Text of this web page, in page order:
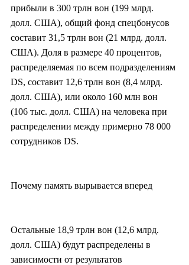
прибыли в 300 трлн вон (199 млрд.
долл. США), общий фонд спецбонусов
составит 31,5 трлн вон (21 млрд. долл.
США). Доля в размере 40 процентов,
распределяемая по всем подразделениям
DS, составит 12,6 трлн вон (8,4 млрд.
долл. США), или около 160 млн вон
(106 тыс. долл. США) на человека при
распределении между примерно 78 000
сотрудников DS.
Почему память вырывается вперед
Остальные 18,9 трлн вон (12,6 млрд.
долл. США) будут распределены в
зависимости от результатов